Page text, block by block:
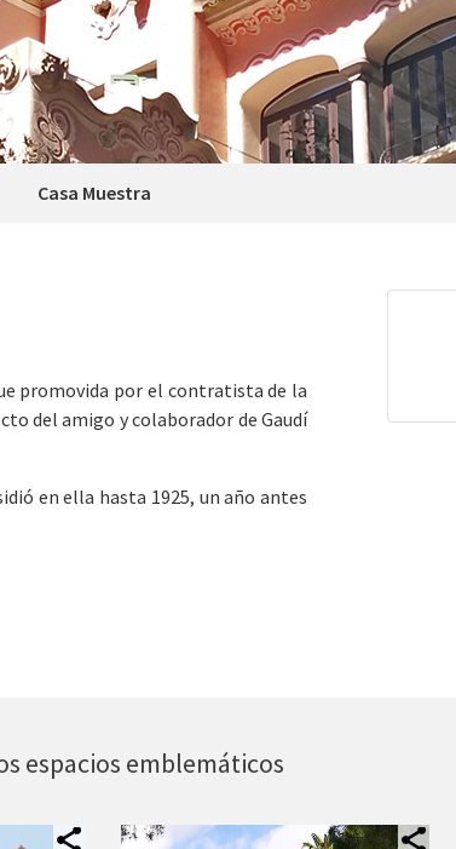
Casa Muestra
promovida por el contratista de la
del amigo y colaborador de Gaudí
en ella hasta 1925, un año antes
espacios emblemáticos